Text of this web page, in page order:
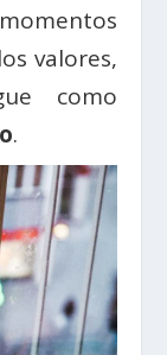
valores,
como
.